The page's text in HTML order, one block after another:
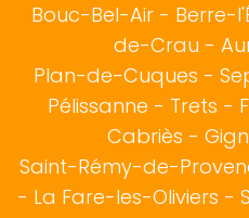
Bouc-Bel-Air - Berre-
de-Crau -
Plan-de-Cuques -
Pélissanne - Trets -
Cabriès -
Saint-Rémy-de-
- La Fare-les-Oliviers -